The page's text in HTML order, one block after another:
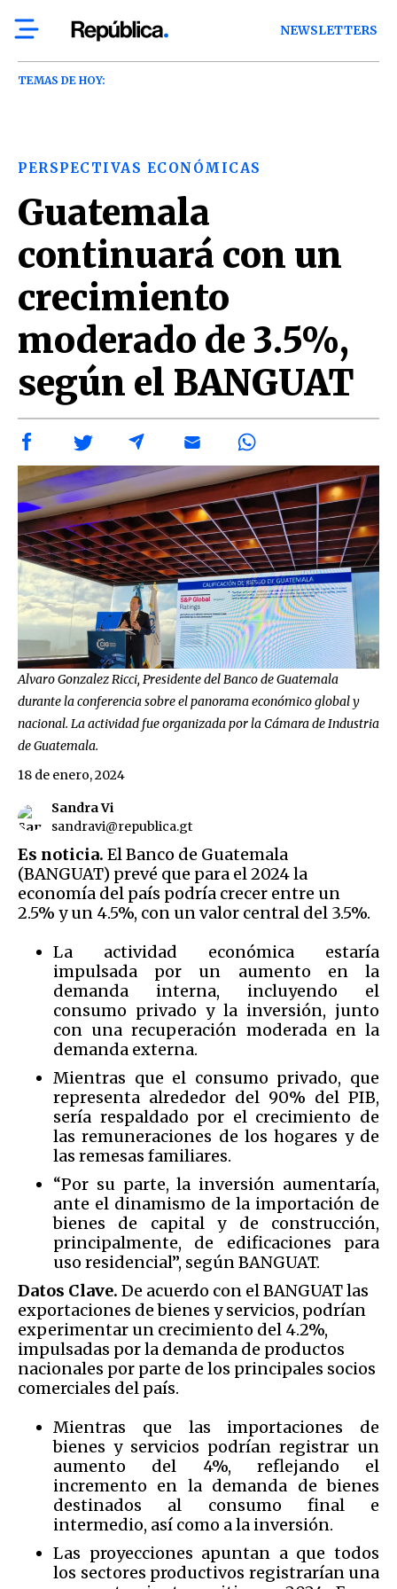
NEWSLETTERS
TEMAS DE HOY:
PERSPECTIVAS ECONÓMICAS
Guatemala
continuará con un
crecimiento
moderado de 3.5%,
según el BANGUAT
Alvaro Gonzalez Ricci, Presidente del Banco de Guatemala
durante la conferencia sobre el panorama económico global y
nacional. La actividad fue organizada por la Cámara de Industria
de Guatemala.
Sandra Vi
sandravi@republica.gt
18 de enero, 2024
Es noticia. El Banco de Guatemala
(BANGUAT) prevé que para el 2024 la
economía del país podría crecer entre un
2.5% y un 4.5%, con un valor central del 3.5%.
La actividad económica estaría
impulsada por un aumento en la
demanda interna, incluyendo el
consumo privado y la inversión, junto
con una recuperación moderada en la
demanda externa.
Mientras que el consumo privado, que
representa alrededor del 90% del PIB,
sería respaldado por el crecimiento de
las remuneraciones de los hogares y de
las remesas familiares.
“Por su parte, la inversión aumentaría,
ante el dinamismo de la importación de
bienes de capital y de construcción,
principalmente, de edificaciones para
uso residencial”, según BANGUAT.
Datos Clave. De acuerdo con el BANGUAT las
exportaciones de bienes y servicios, podrían
experimentar un crecimiento del 4.2%,
impulsadas por la demanda de productos
nacionales por parte de los principales socios
comerciales del país.
Mientras que las importaciones de
bienes y servicios podrían registrar un
aumento del 4%, reflejando el
incremento en la demanda de bienes
destinados al consumo final e
intermedio, así como a la inversión.
Las proyecciones apuntan a que todos
los sectores productivos registrarían una